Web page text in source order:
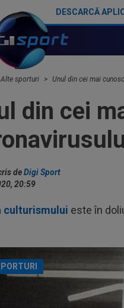
DESCARCĂ
Alte sporturi Unul din cei mai
din cei
deDigi Sport
20:59
culturismului este în